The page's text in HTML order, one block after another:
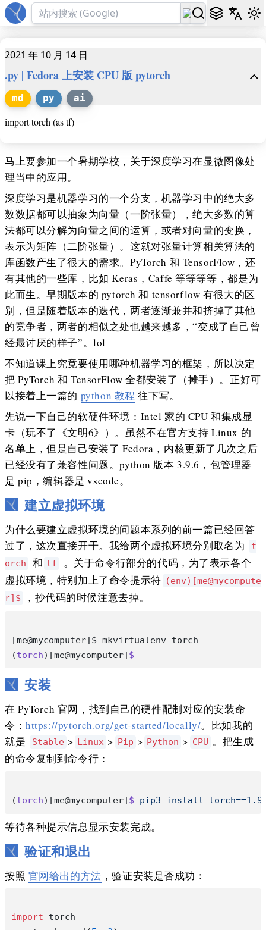
2021 年 10 月 14 日
.py | Fedora 上安装 CPU 版 pytorch
md py ai
import torch (as tf)
马上要参加一个暑期学校，关于深度学习在显微图像处
理当中的应用。
深度学习是机器学习的一个分支，机器学习中的绝大多
数数据都可以抽象为向量（一阶张量），绝大多数的算
法都可以分解为向量之间的运算，或者对向量的变换，
表示为矩阵（二阶张量）。这就对张量计算相关算法的
库函数产生了很大的需求。PyTorch 和 TensorFlow，还
有其他的一些库，比如 Keras，Caffe 等等等等，都是为
此而生。早期版本的 pytorch 和 tensorflow 有很大的区
别，但是随着版本的迭代，两者逐渐兼并和挤掉了其他
的竞争者，两者的相似之处也越来越多，“变成了自己曾
经最讨厌的样子”。lol
不知道课上究竟要使用哪种机器学习的框架，所以决定
把 PyTorch 和 TensorFlow 全都安装了（摊手）。正好可
以接着上一篇的 python 教程 往下写。
先说一下自己的软硬件环境：Intel 家的 CPU 和集成显
卡（玩不了《文明6》）。虽然不在官方支持 Linux 的
名单上，但是自己安装了 Fedora，内核更新了几次之后
已经没有了兼容性问题。python 版本 3.9.6，包管理器
是 pip，编辑器是 vscode。
建立虚拟环境
为什么要建立虚拟环境的问题本系列的前一篇已经回答
过了，这次直接开干。我给两个虚拟环境分别取名为
t
orch
和 tf
。关于命令行部分的代码，为了表示各个
虚拟环境，特别加上了命令提示符 (env)[me@mycompute
r]$
，抄代码的时候注意去掉。
[me@mycomputer]$ mkvirtualenv torch
(torch)[me@mycomputer] $
安装
在 PyTorch 官网，找到自己的硬件配制对应的安装命
令：https://pytorch.org/get-started/locally/。比如我的
就是
Stable > Linux > Pip > Python > CPU 。把生成
的命令复制到命令行：
(torch)[me@mycomputer] $ pip3 install
等待各种提示信息显示安装完成。
验证和退出
按照 官网给出的方法 ，验证安装是否成功：
import torch